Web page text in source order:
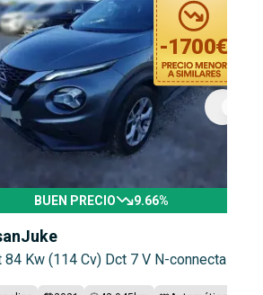
-1700€
BUEN PRECIO 9.66%
Juke
84 Kw (114 Cv) Dct 7 V N-connecta